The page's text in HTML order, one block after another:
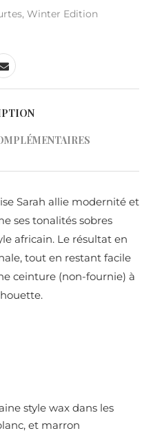
, Winter Edition
Sarah allie modernité et
ses tonalités sobres
africain. Le résultat en
tout en restant facile
ceinture (non-fournie) à
style wax dans les
et marron